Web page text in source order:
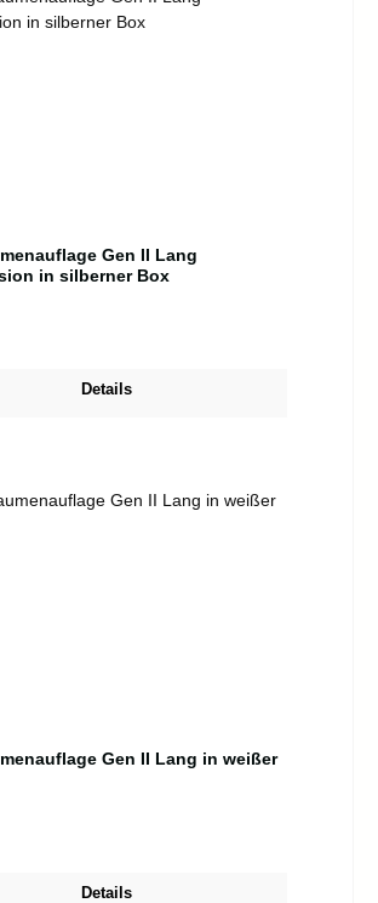
Gen II Lang
in silberner Box
Details
Gen II Lang in weißer
Details